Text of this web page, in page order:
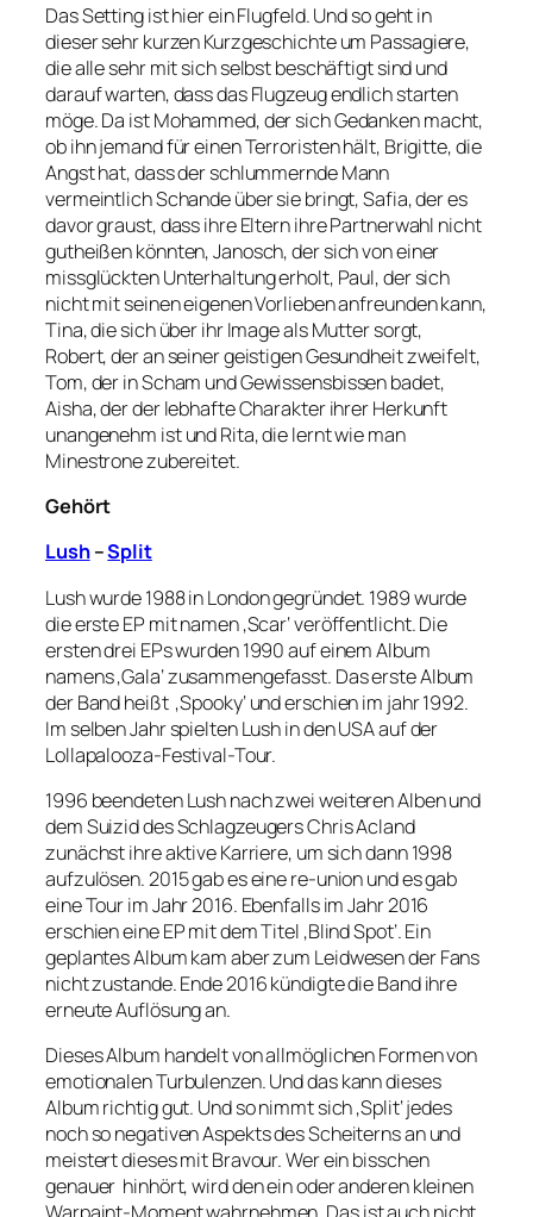
Das Setting ist hier ein Flugfeld. Und so geht in
dieser sehr kurzen Kurzgeschichte um Passagiere,
die alle sehr mit sich selbst beschäftigt sind und
darauf warten, dass das Flugzeug endlich starten
möge. Da ist Mohammed, der sich Gedanken macht,
ob ihn jemand für einen Terroristen hält, Brigitte, die
Angst hat, dass der schlummernde Mann
vermeintlich Schande über sie bringt, Safia, der es
davor graust, dass ihre Eltern ihre Partnerwahl nicht
gutheißen könnten, Janosch, der sich von einer
missglückten Unterhaltung erholt, Paul, der sich
nicht mit seinen eigenen Vorlieben anfreunden kann,
Tina, die sich über ihr Image als Mutter sorgt,
Robert, der an seiner geistigen Gesundheit zweifelt,
Tom, der in Scham und Gewissensbissen badet,
Aisha, der der lebhafte Charakter ihrer Herkunft
unangenehm ist und Rita, die lernt wie man
Minestrone zubereitet.
Gehört
Lush–Split
Lush wurde 1988 in London gegründet. 1989 wurde
die erste EP mit namen ‚Scar‘ veröffentlicht. Die
ersten drei EPs wurden 1990 auf einem Album
namens ‚Gala‘ zusammengefasst. Das erste Album
der Band heißt ‚Spooky‘ und erschien im jahr 1992.
Im selben Jahr spielten Lush in den USA auf der
Lollapalooza-Festival-Tour.
1996 beendeten Lush nach zwei weiteren Alben und
dem Suizid des Schlagzeugers Chris Acland
zunächst ihre aktive Karriere, um sich dann 1998
aufzulösen. 2015 gab es eine re-union und es gab
eine Tour im Jahr 2016. Ebenfalls im Jahr 2016
erschien eine EP mit dem Titel ‚Blind Spot‘. Ein
geplantes Album kam aber zum Leidwesen der Fans
nicht zustande. Ende 2016 kündigte die Band ihre
erneute Auflösung an.
Dieses Album handelt von allmöglichen Formen von
emotionalen Turbulenzen. Und das kann dieses
Album richtig gut. Und so nimmt sich ‚Split‘ jedes
noch so negativen Aspekts des Scheiterns an und
meistert dieses mit Bravour. Wer ein bisschen
genauer hinhört, wird den ein oder anderen kleinen